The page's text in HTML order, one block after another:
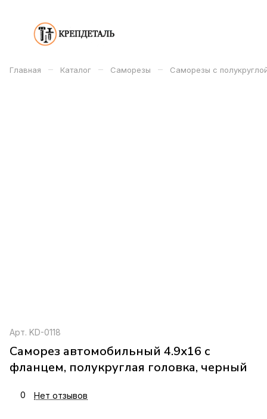
Главная – Каталог – Саморезы – Саморезы с
Арт. KD-0118
Саморез автомобильный 4.9х16 с
фланцем, полукруглая головка, черный
0 Нет отзывов